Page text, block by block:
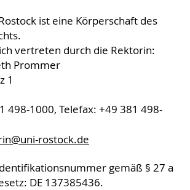
ist eine Körperschaft des
vertreten durch die Rektorin:
Prommer
1
498-1000, Telefax: +49 381 498-
@uni-rostock.de
gemäß § 27 a
DE 137385436.